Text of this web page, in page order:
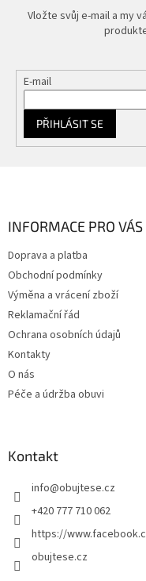
Vložte svůj e-mail a my
E-mail
PŘIHLÁSIT SE
INFORMACE PRO VÁS
Doprava a platba
Obchodní podmínky
Výměna a vrácení zboží
Reklamační řád
Ochrana osobních údajů
Kontakty
O nás
Péče a údržba obuvi
Kontakt
info@obujtese.cz
+420 777 710 062
https://
obujtese.cz